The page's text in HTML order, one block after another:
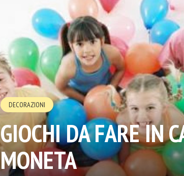
DECORAZIONI
GIOCHI DA FARE IN
MONETA